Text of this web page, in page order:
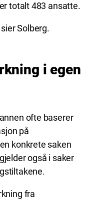
totalt 483 ansatte.
Solberg.
i egen
ofte baserer
på
konkrete saken
også i saker
fra